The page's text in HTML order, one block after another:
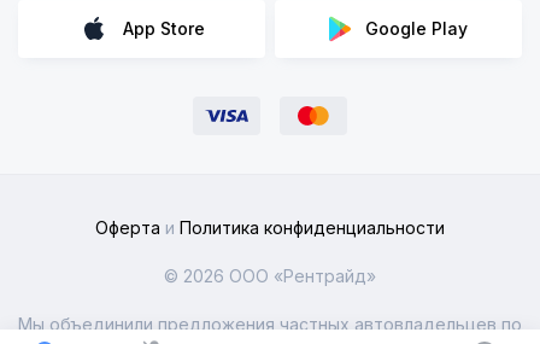
App Store Google Play
Оферта и Политика конфиденциальности
© 2026 ООО «Рентрайд»
Мы объединили предложения частных автовладельцев по